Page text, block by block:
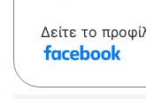
Δείτε το